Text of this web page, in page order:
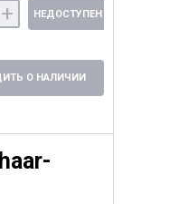
+ НЕДОСТУПЕН
О НАЛИЧИИ